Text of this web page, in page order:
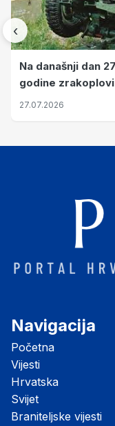
‹
Na današnji dan
godine
su vojarnu i
27.07.2026
Navigacija
Početna
Vijesti
Hrvatska
Svijet
Braniteljske vijesti